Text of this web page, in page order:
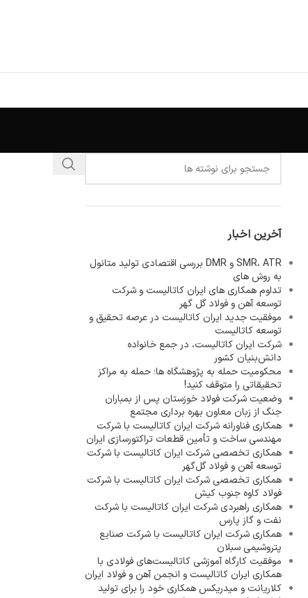
آخرین اخبار
SMR، ATR و DMR بررسی اقتصادی تولید متانول
به روش های
تداوم همکاری های ایران کاتالیست و شرکت
توسعه آهن و فولاد گل گهر
موفقیت جدید ایران کاتالیست در عرصه تحقیق و
توسعه کاتالیست
شرکت ایران کاتالیست، در جمع خانواده
دانش‌بنیان کشور
محکومیت حمله به پژوهشگاه ها؛ حمله به مراکز
تحقیقاتی را متوقف کنید!
وضعیت شرکت فولاد خوزستان پس از بمباران
جنگ از زبان معاون بهره برداری مجتمع
همکاری فناورانه شرکت ایران کاتالیست با شرکت
مهندسی ساخت و تأمین قطعات تراکتورسازی ایران
همکاری تخصصی شرکت ایران کاتالیست با شرکت
توسعه آهن و فولاد گل‌گهر
همکاری تخصصی شرکت ایران کاتالیست با شرکت
فولاد کاوه جنوب کیش
همکاری راهبردی شرکت ایران کاتالیست با شرکت
نفت و گاز پارس
همکاری شرکت ایران کاتالیست با شرکت صنایع
پتروشیمی سبلان
موفقیت کارگاه آموزشی کاتالیست‌های فولادی با
همکاری ایران کاتالیست و انجمن آهن و فولاد ایران
کلاریانت و میدریکس همکاری خود را برای تولید